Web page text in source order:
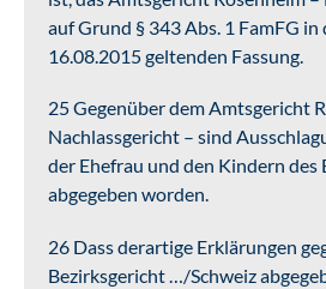
auf Grund § 343 Abs. 1 FamFG in
16.08.2015 geltenden Fassung.
25 Gegenüber dem Amtsgericht
Nachlassgericht – sind
der Ehefrau und den Kindern des
abgegeben worden.
26 Dass derartige Erklärungen
Bezirksgericht …/Schweiz